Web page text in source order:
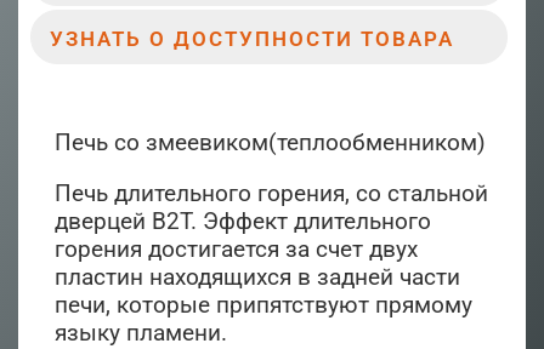
УЗНАТЬ О ДОСТУПНОСТИ ТОВАРА
Печь со змеевиком(теплообменником)
Печь длительного горения, со стальной
дверцей В2T. Эффект длительного
горения достигается за счет двух
пластин находящихся в задней части
печи, которые припятствуют прямому
языку пламени.